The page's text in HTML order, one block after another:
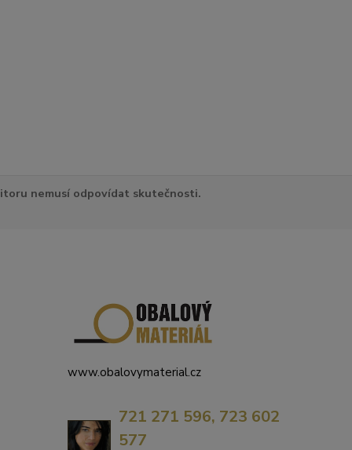
nemusí odpovídat skutečnosti.
www.obalovymaterial.cz
721 271 596, 723 602
577